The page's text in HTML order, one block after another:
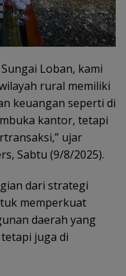
Loban, kami
rural memiliki
keuangan seperti di
kantor, tetapi
ujar
Sabtu (9/8/2025).
dari strategi
memperkuat
daerah yang
juga di